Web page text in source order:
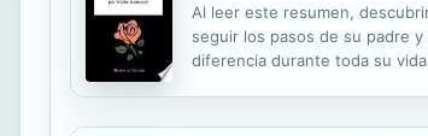
Al leer este resumen,
seguir los pasos de su padre
diferencia durante toda su